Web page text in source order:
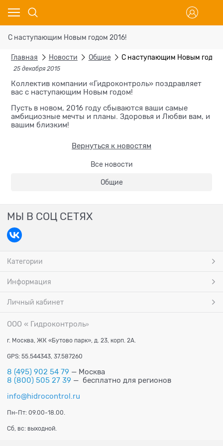
С наступающим Новым годом 2016!
Главная Новости Общие С наступающим Новым годом
25 декабря 2015
Коллектив компании «Гидроконтроль» поздравляет
вас с наступающим Новым годом!
Пусть в новом, 2016 году сбываются ваши самые
амбициозные мечты и планы. Здоровья и Любви вам, и
вашим близким!
Вернуться к новостям
Все новости
Общие
МЫ В СОЦ СЕТЯХ
Категории
Информация
Личный кабинет
ООО « Гидроконтроль»
г. Москва, ЖК «Бутово парк», д. 23, корп. 2А.
GPS: 55.544343, 37.587260
8 (495) 902 54 79 — Москва
8 (800) 505 27 39 — бесплатно для регионов
info@hidrocontrol.ru
Пн-Пт: 09.00-18.00.
Сб, вс: выходной.